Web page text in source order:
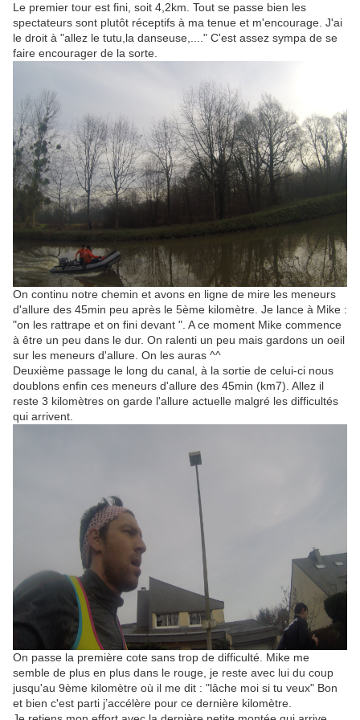
Le premier tour est fini, soit 4,2km. Tout se passe bien les
spectateurs sont plutôt réceptifs à ma tenue et m'encourage. J'ai
le droit à "allez le tutu,la danseuse,...." C'est assez sympa de se
faire encourager de la sorte.
On continu notre chemin et avons en ligne de mire les meneurs
d'allure des 45min peu après le 5ème kilomètre. Je lance à Mike :
"on les rattrape et on fini devant ". A ce moment Mike commence
à être un peu dans le dur. On ralenti un peu mais gardons un oeil
sur les meneurs d'allure. On les auras ^^
Deuxième passage le long du canal, à la sortie de celui-ci nous
doublons enfin ces meneurs d'allure des 45min (km7). Allez il
reste 3 kilomètres on garde l'allure actuelle malgré les difficultés
qui arrivent.
On passe la première cote sans trop de difficulté. Mike me
semble de plus en plus dans le rouge, je reste avec lui du coup
jusqu'au 9ème kilomètre où il me dit : "lâche moi si tu veux" Bon
et bien c'est parti j’accélère pour ce dernière kilomètre.